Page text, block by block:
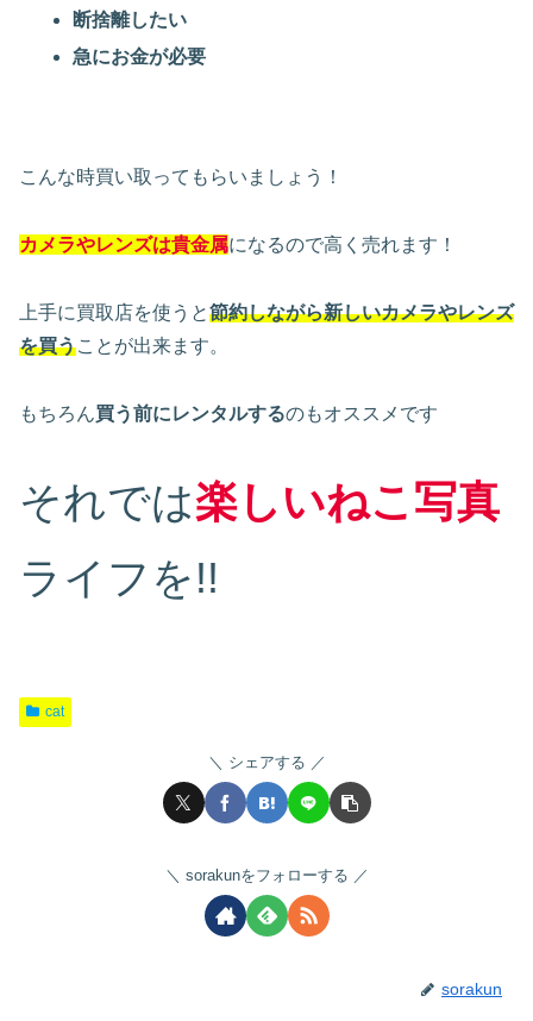
断捨離したい
急にお金が必要
こんな時買い取ってもらいましょう！
カメラやレンズは貴金属になるので高く売れます！
上手に買取店を使うと節約しながら新しいカメラやレンズ
を買うことが出来ます。
もちろん買う前にレンタルするのもオススメです
それでは楽しいねこ写真
ライフを!!
cat
シェアする
sorakunをフォローする
sorakun